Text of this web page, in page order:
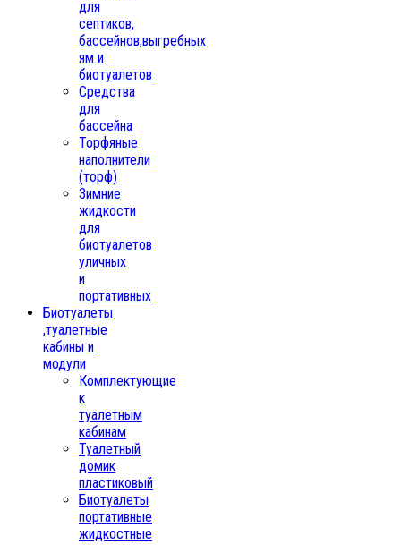
для
септиков,
бассейнов,выгребных
ям и
биотуалетов
Средства
для
бассейна
Торфяные
наполнители
(торф)
Зимние
жидкости
для
биотуалетов
уличных
и
портативных
Биотуалеты
,туалетные
кабины и
модули
Комплектующие
к
туалетным
кабинам
Туалетный
домик
пластиковый
Биотуалеты
портативные
жидкостные